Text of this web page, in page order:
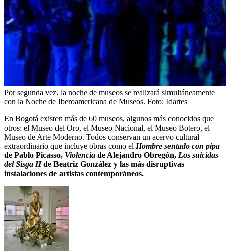
Por segunda vez, la noche de museos se realizará simultáneamente
con la Noche de Iberoamericana de Museos. Foto: Idartes
En Bogotá existen más de 60 museos, algunos más conocidos que
otros: el Museo del Oro, el Museo Nacional, el Museo Botero, el
Museo de Arte Moderno. Todos conservan un acervo cultural
extraordinario que incluye obras como el Hombre sentado con pipa
de Pablo Picasso, Violencia de Alejandro Obregón, Los suicidas
del Sisga IIde Beatriz González y las más disruptivas
instalaciones de artistas contemporáneos.